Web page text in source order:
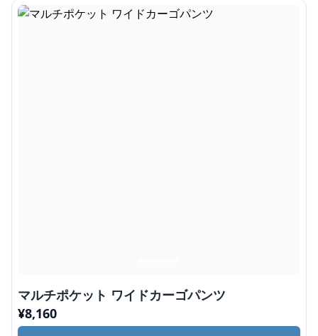
マルチポケット ワイドカーゴパンツ
¥8,160